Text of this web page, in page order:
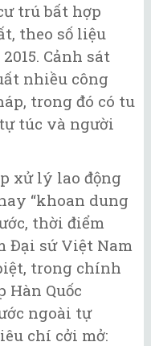
trú bất hợp
theo số liệu
Cảnh sát
nhiều công
trong đó có tu
túc và người
xử lý lao động
“khoan dung
thời điểm
Đại sứ Việt Nam
trong chính
Hàn Quốc
ngoài tự
chí cởi mở: